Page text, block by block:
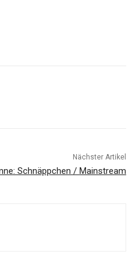
Nächster Artikel
Schnäppchen / Mainstream